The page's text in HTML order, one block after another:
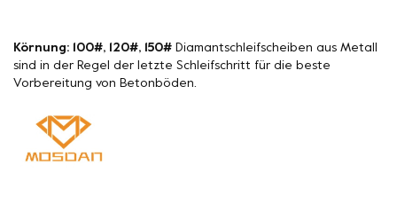
Körnung: 100#, 120#, 150#
Diamantschleifscheiben aus Metall
sind in der Regel der letzte Schleifschritt für die beste
Vorbereitung von Betonböden.